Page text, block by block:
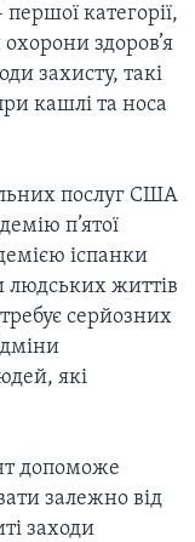
категорії,
здоров’я
захисту, такі
кашлі та носа
послуг США
п’ятої
іспанки
людських життів
серйозних
які
допоможе
залежно від
заходи